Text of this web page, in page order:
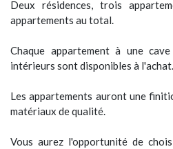
Deux résidences, trois
appartements au total.
Chaque appartement à une
intérieurs sont disponibles à l'achat.
Les appartements auront une
matériaux de qualité.
Vous aurez l'opportunité de